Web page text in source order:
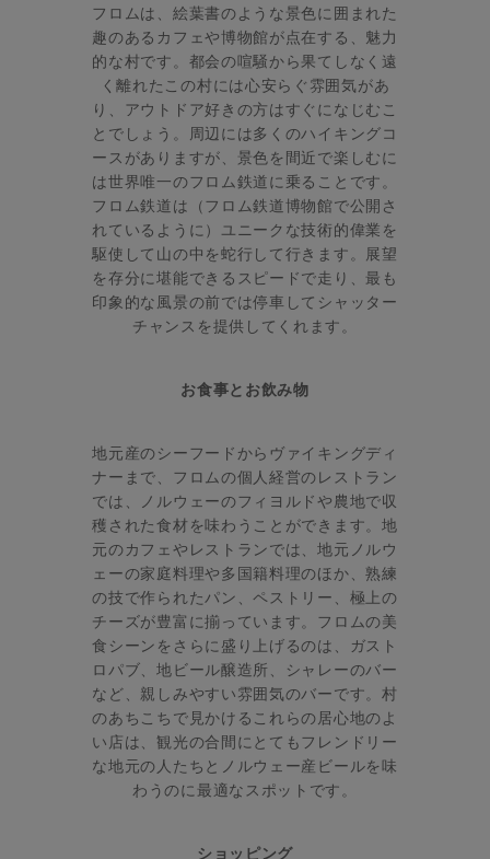
フロムは、絵葉書のような景色に囲まれた
趣のあるカフェや博物館が点在する、魅力
的な村です。都会の喧騒から果てしなく遠
く離れたこの村には心安らぐ雰囲気があ
り、アウトドア好きの方はすぐになじむこ
とでしょう。周辺には多くのハイキングコ
ースがありますが、景色を間近で楽しむに
は世界唯一のフロム鉄道に乗ることです。
フロム鉄道は（フロム鉄道博物館で公開さ
れているように）ユニークな技術的偉業を
駆使して山の中を蛇行して行きます。展望
を存分に堪能できるスピードで走り、最も
印象的な風景の前では停車してシャッター
チャンスを提供してくれます。
お食事とお飲み物
地元産のシーフードからヴァイキングディ
ナーまで、フロムの個人経営のレストラン
では、ノルウェーのフィヨルドや農地で収
穫された食材を味わうことができます。地
元のカフェやレストランでは、地元ノルウ
ェーの家庭料理や多国籍料理のほか、熟練
の技で作られたパン、ペストリー、極上の
チーズが豊富に揃っています。フロムの美
食シーンをさらに盛り上げるのは、ガスト
ロパブ、地ビール醸造所、シャレーのバー
など、親しみやすい雰囲気のバーです。村
のあちこちで見かけるこれらの居心地のよ
い店は、観光の合間にとてもフレンドリー
な地元の人たちとノルウェー産ビールを味
わうのに最適なスポットです。
ショッピング